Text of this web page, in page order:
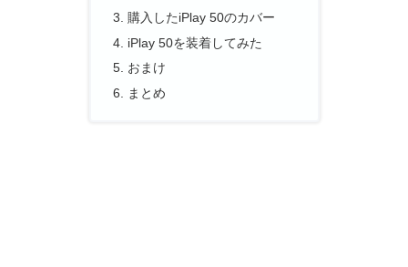
購入したiPlay 50のカバー
iPlay 50を装着してみた
おまけ
まとめ